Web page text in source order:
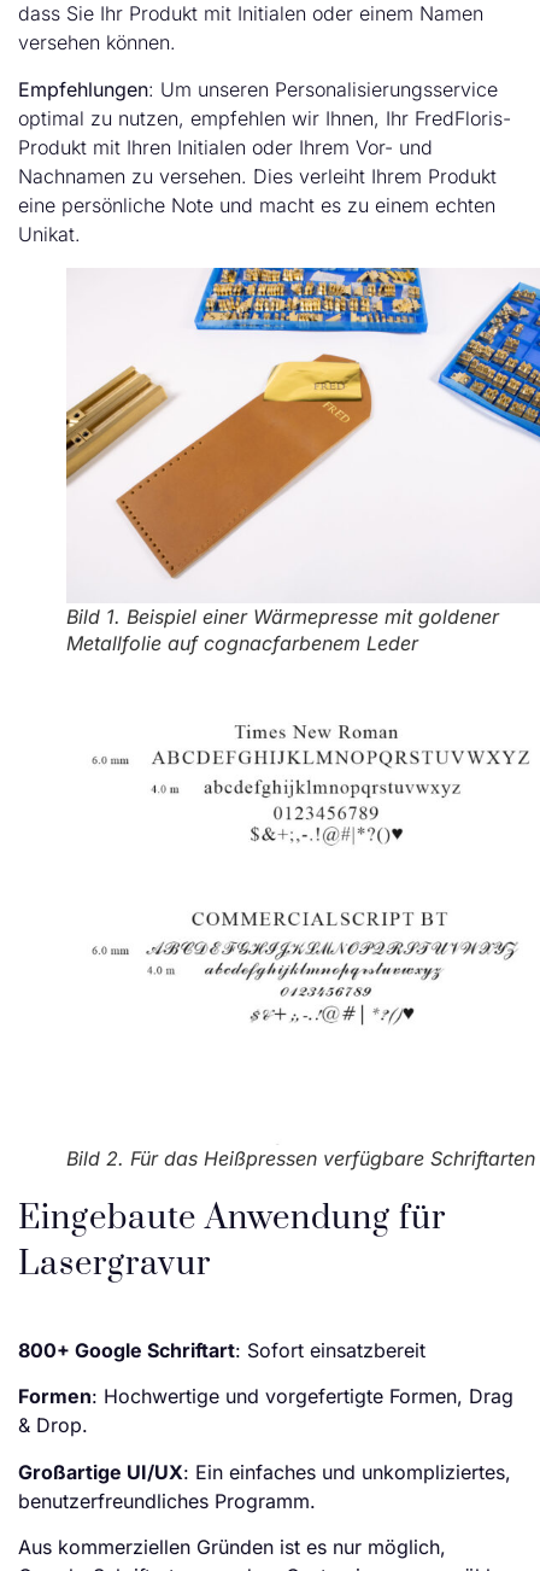
dass Sie Ihr Produkt mit Initialen oder einem Namen
versehen können.
Empfehlungen: Um unseren Personalisierungsservice
optimal zu nutzen, empfehlen wir Ihnen, Ihr FredFloris-
Produkt mit Ihren Initialen oder Ihrem Vor- und
Nachnamen zu versehen. Dies verleiht Ihrem Produkt
eine persönliche Note und macht es zu einem echten
Unikat.
Bild 1. Beispiel einer Wärmepresse mit goldener
Metallfolie auf cognacfarbenem Leder
Bild 2. Für das Heißpressen verfügbare Schriftarten
Eingebaute Anwendung für
Lasergravur
800+ Google Schriftart: Sofort einsatzbereit
Formen: Hochwertige und vorgefertigte Formen, Drag
& Drop.
Großartige UI/UX: Ein einfaches und unkompliziertes,
benutzerfreundliches Programm.
Aus kommerziellen Gründen ist es nur möglich,